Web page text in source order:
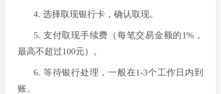
4. 选择取现银行卡，确认取现。
5. 支付取现手续费（每笔交易金额的1%，
最高不超过100元）。
6. 等待银行处理，一般在1-3个工作日内到
账。